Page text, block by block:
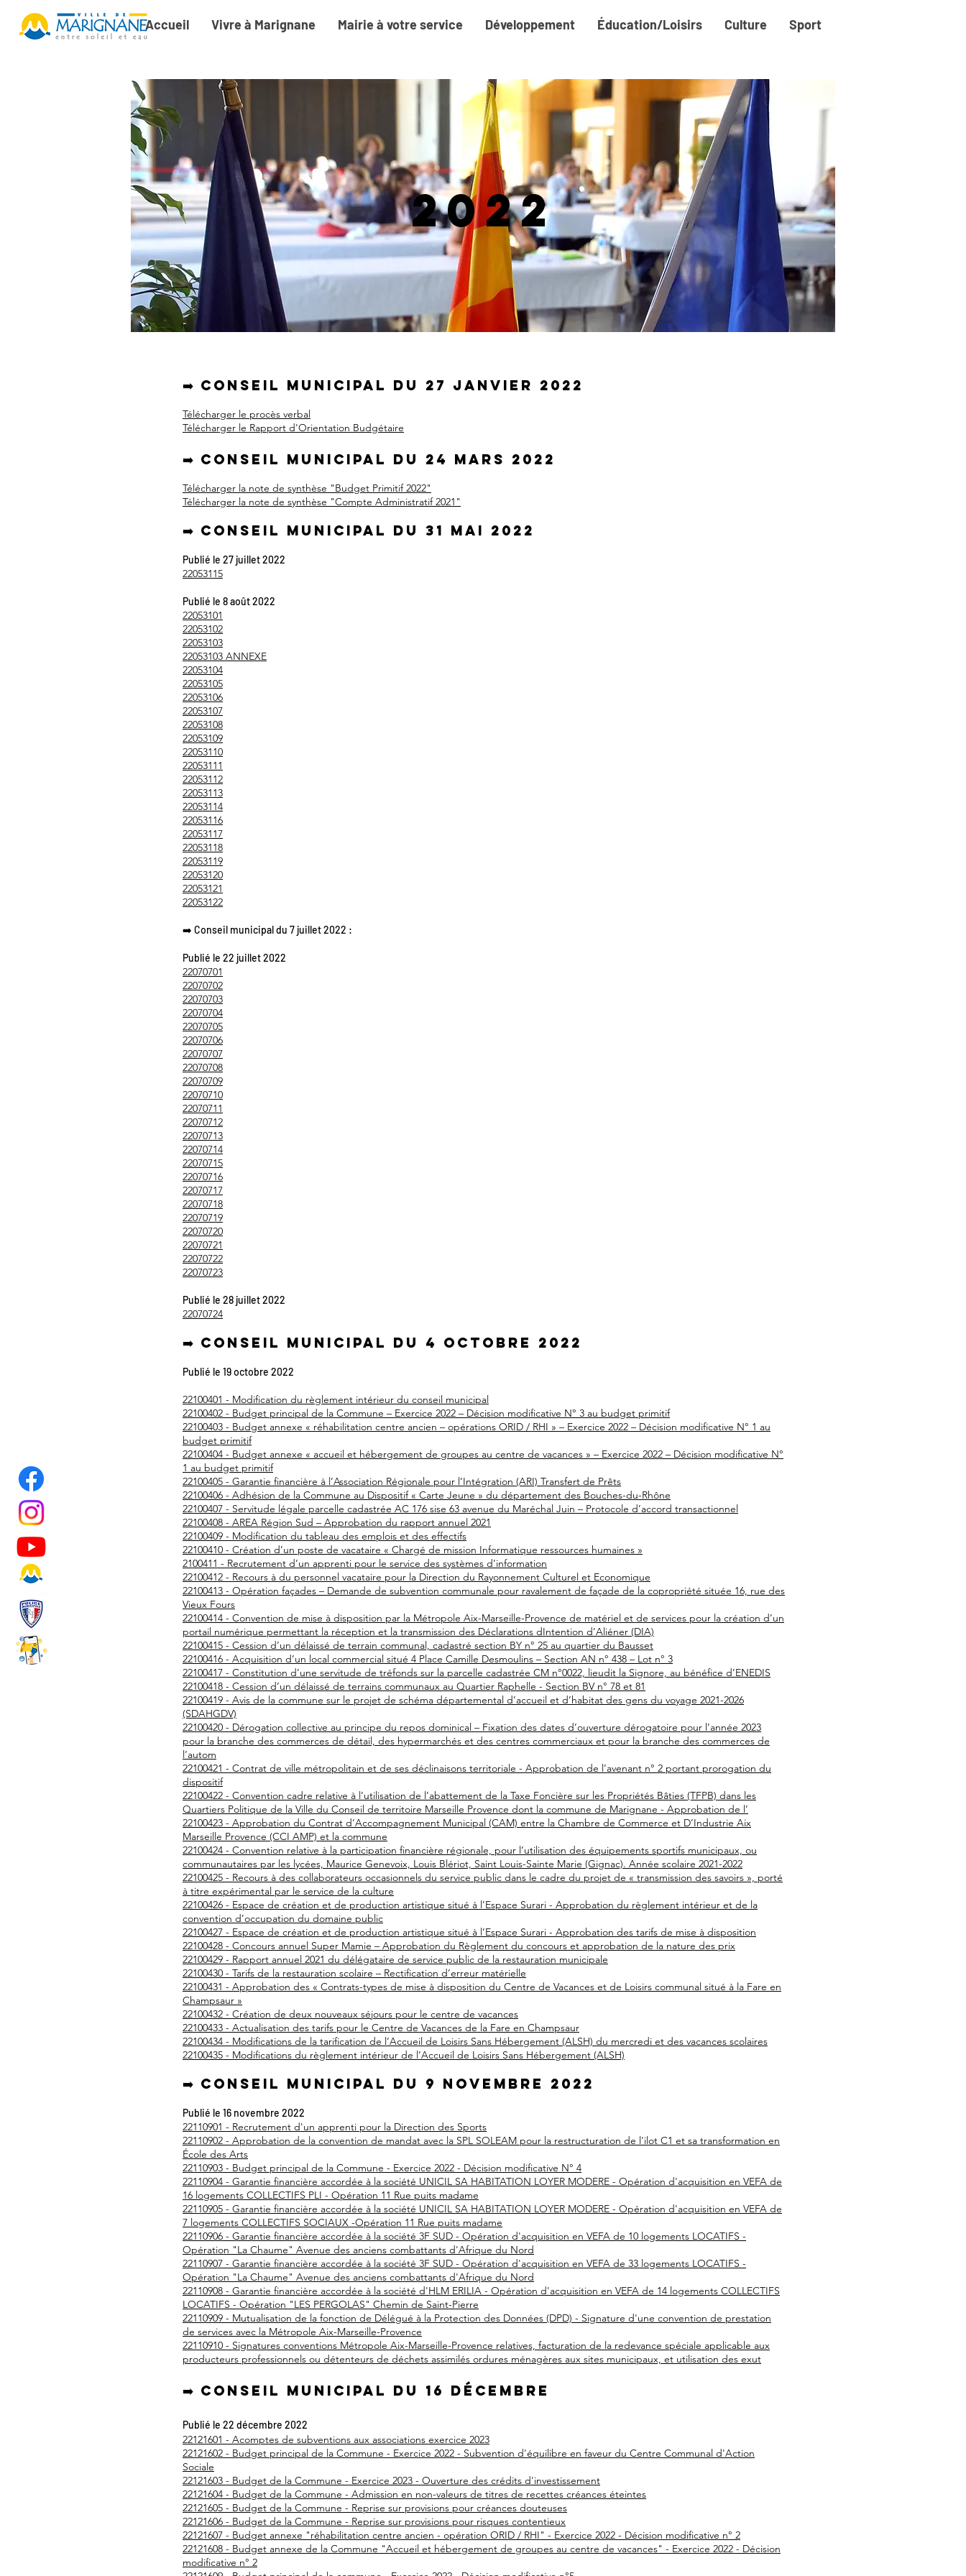
Accueil Vivre à Marignane Mairie à votre service Développement Éducation/Loisirs Culture Sport
2022
➡️ Conseil municipal du 27 janvier 2022
Télécharger le procès verbal
Télécharger le Rapport d'Orientation Budgétaire
➡️ Conseil municipal du 24 mars 2022
Télécharger la note de synthèse "Budget Primitif 2022"
Télécharger la note de synthèse "Compte Administratif 2021"
➡️ Conseil municipal du 31 mai 2022
Publié le 27 juillet 2022
22053115
Publié le 8 août 2022
22053101
22053102
22053103
22053103 ANNEXE
22053104
22053105
22053106
22053107
22053108
22053109
22053110
22053111
22053112
22053113
22053114
22053116
22053117
22053118
22053119
22053120
22053121
22053122
➡️ Conseil municipal du 7 juillet 2022 :
Publié le 22 juillet 2022
22070701
22070702
22070703
22070704
22070705
22070706
22070707
22070708
22070709
22070710
22070711
22070712
22070713
22070714
22070715
22070716
22070717
22070718
22070719
22070720
22070721
22070722
22070723
Publié le 28 juillet 2022
22070724
➡️ Conseil municipal du 4 octobre 2022
Publié le 19 octobre 2022
22100401 - Modification du règlement intérieur du conseil municipal
22100402 - Budget principal de la Commune – Exercice 2022 – Décision modificative N° 3 au budget primitif
22100403 - Budget annexe « réhabilitation centre ancien – opérations ORID / RHI » – Exercice 2022 – Décision modificative N° 1 au
budget primitif
22100404 - Budget annexe « accueil et hébergement de groupes au centre de vacances » – Exercice 2022 – Décision modificative N°
1 au budget primitif
22100405 - Garantie financière à l’Association Régionale pour l’Intégration (ARI) Transfert de Prêts
22100406 - Adhésion de la Commune au Dispositif « Carte Jeune » du département des Bouches-du-Rhône
22100407 - Servitude légale parcelle cadastrée AC 176 sise 63 avenue du Maréchal Juin – Protocole d’accord transactionnel
22100408 - AREA Région Sud – Approbation du rapport annuel 2021
22100409 - Modification du tableau des emplois et des effectifs
22100410 - Création d’un poste de vacataire « Chargé de mission Informatique ressources humaines »
2100411 - Recrutement d’un apprenti pour le service des systèmes d’information
22100412 - Recours à du personnel vacataire pour la Direction du Rayonnement Culturel et Economique
22100413 - Opération façades – Demande de subvention communale pour ravalement de façade de la copropriété située 16, rue des
Vieux Fours
22100414 - Convention de mise à disposition par la Métropole Aix-Marseille-Provence de matériel et de services pour la création d’un
portail numérique permettant la réception et la transmission des Déclarations dIntention d’Aliéner (DIA)
22100415 - Cession d’un délaissé de terrain communal, cadastré section BY n° 25 au quartier du Bausset
22100416 - Acquisition d’un local commercial situé 4 Place Camille Desmoulins – Section AN n° 438 – Lot n° 3
22100417 - Constitution d’une servitude de tréfonds sur la parcelle cadastrée CM n°0022, lieudit la Signore, au bénéfice d’ENEDIS
22100418 - Cession d’un délaissé de terrains communaux au Quartier Raphelle - Section BV n° 78 et 81
22100419 - Avis de la commune sur le projet de schéma départemental d’accueil et d’habitat des gens du voyage 2021-2026
(SDAHGDV)
22100420 - Dérogation collective au principe du repos dominical – Fixation des dates d’ouverture dérogatoire pour l’année 2023
pour la branche des commerces de détail, des hypermarchés et des centres commerciaux et pour la branche des commerces de
l’autom
22100421 - Contrat de ville métropolitain et de ses déclinaisons territoriale - Approbation de l’avenant n° 2 portant prorogation du
dispositif
22100422 - Convention cadre relative à l’utilisation de l’abattement de la Taxe Foncière sur les Propriétés Bâties (TFPB) dans les
Quartiers Politique de la Ville du Conseil de territoire Marseille Provence dont la commune de Marignane - Approbation de l’
22100423 - Approbation du Contrat d’Accompagnement Municipal (CAM) entre la Chambre de Commerce et D’Industrie Aix
Marseille Provence (CCI AMP) et la commune
22100424 - Convention relative à la participation financière régionale, pour l’utilisation des équipements sportifs municipaux, ou
communautaires par les lycées, Maurice Genevoix, Louis Blériot, Saint Louis-Sainte Marie (Gignac). Année scolaire 2021-2022
22100425 - Recours à des collaborateurs occasionnels du service public dans le cadre du projet de « transmission des savoirs », porté
à titre expérimental par le service de la culture
22100426 - Espace de création et de production artistique situé à l’Espace Surari - Approbation du règlement intérieur et de la
convention d’occupation du domaine public
22100427 - Espace de création et de production artistique situé à l’Espace Surari - Approbation des tarifs de mise à disposition
22100428 - Concours annuel Super Mamie – Approbation du Règlement du concours et approbation de la nature des prix
22100429 - Rapport annuel 2021 du délégataire de service public de la restauration municipale
22100430 - Tarifs de la restauration scolaire – Rectification d’erreur matérielle
22100431 - Approbation des « Contrats-types de mise à disposition du Centre de Vacances et de Loisirs communal situé à la Fare en
Champsaur »
22100432 - Création de deux nouveaux séjours pour le centre de vacances
22100433 - Actualisation des tarifs pour le Centre de Vacances de la Fare en Champsaur
22100434 - Modifications de la tarification de l’Accueil de Loisirs Sans Hébergement (ALSH) du mercredi et des vacances scolaires
22100435 - Modifications du règlement intérieur de l’Accueil de Loisirs Sans Hébergement (ALSH)
➡️ Conseil municipal du 9 novembre 2022
Publié le 16 novembre 2022
22110901 - Recrutement d'un apprenti pour la Direction des Sports
22110902 - Approbation de la convention de mandat avec la SPL SOLEAM pour la restructuration de l'ilot C1 et sa transformation en
École des Arts
22110903 - Budget principal de la Commune - Exercice 2022 - Décision modificative N° 4
22110904 - Garantie financière accordée à la société UNICIL SA HABITATION LOYER MODERE - Opération d'acquisition en VEFA de
16 logements COLLECTIFS PLI - Opération 11 Rue puits madame
22110905 - Garantie financière accordée à la société UNICIL SA HABITATION LOYER MODERE - Opération d'acquisition en VEFA de
7 logements COLLECTIFS SOCIAUX -Opération 11 Rue puits madame
22110906 - Garantie financière accordée à la société 3F SUD - Opération d'acquisition en VEFA de 10 logements LOCATIFS -
Opération "La Chaume" Avenue des anciens combattants d'Afrique du Nord
22110907 - Garantie financière accordée à la société 3F SUD - Opération d'acquisition en VEFA de 33 logements LOCATIFS -
Opération "La Chaume" Avenue des anciens combattants d'Afrique du Nord
22110908 - Garantie financière accordée à la société d'HLM ERILIA - Opération d'acquisition en VEFA de 14 logements COLLECTIFS
LOCATIFS - Opération "LES PERGOLAS" Chemin de Saint-Pierre
22110909 - Mutualisation de la fonction de Délégué à la Protection des Données (DPD) - Signature d'une convention de prestation
de services avec la Métropole Aix-Marseille-Provence
22110910 - Signatures conventions Métropole Aix-Marseille-Provence relatives, facturation de la redevance spéciale applicable aux
producteurs professionnels ou détenteurs de déchets assimilés ordures ménagères aux sites municipaux, et utilisation des exut
➡️ Conseil municipal du 16 décembre
Publié le 22 décembre 2022
22121601 - Acomptes de subventions aux associations exercice 2023
22121602 - Budget principal de la Commune - Exercice 2022 - Subvention d'équilibre en faveur du Centre Communal d'Action
Sociale
22121603 - Budget de la Commune - Exercice 2023 - Ouverture des crédits d'investissement
22121604 - Budget de la Commune - Admission en non-valeurs de titres de recettes créances éteintes
22121605 - Budget de la Commune - Reprise sur provisions pour créances douteuses
22121606 - Budget de la Commune - Reprise sur provisions pour risques contentieux
22121607 - Budget annexe "réhabilitation centre ancien - opération ORID / RHI" - Exercice 2022 - Décision modificative n° 2
22121608 - Budget annexe de la Commune "Accueil et hébergement de groupes au centre de vacances" - Exercice 2022 - Décision
modificative n° 2